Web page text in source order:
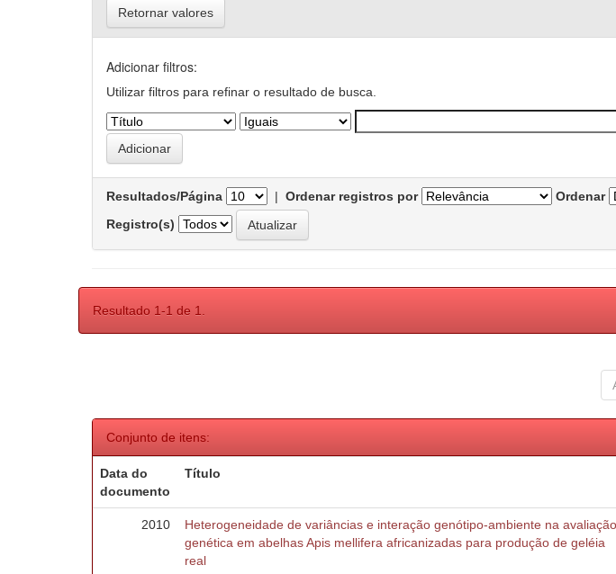
Retornar valores
Adicionar filtros:
Utilizar filtros para refinar o resultado de busca.
Resultados/Página | Ordenar registros por
Ordenar
Registro(s)
Resultado 1-1 de 1.
Conjunto de itens:
Data do
documento
Título
2010
Heterogeneidade de variâncias e interação genótipo-ambiente na avaliação
genética em abelhas Apis mellifera africanizadas para produção de geléia
real